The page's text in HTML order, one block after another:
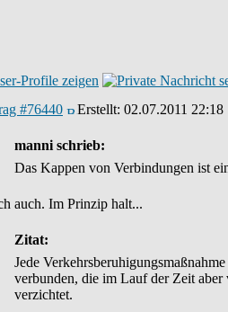
#76440 Erstellt: 02.07.2011 22:18
manni schrieb:
Das Kappen von Verbindungen ist
auch. Im Prinzip halt...
Zitat:
Jede
verbunden, die im Lauf der Zeit
verzichtet.